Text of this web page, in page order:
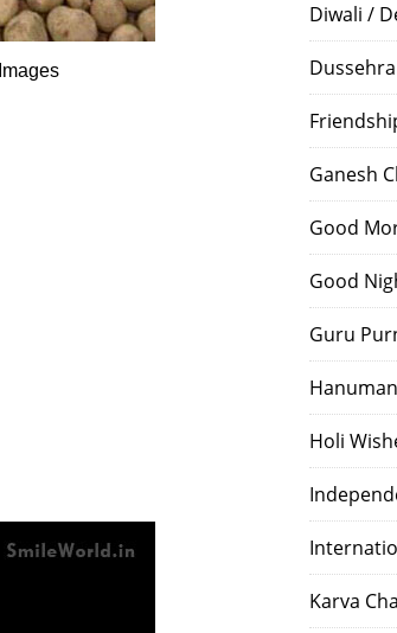
Diwali /
Ganesh
Good
Good
Guru
Holi
Karva